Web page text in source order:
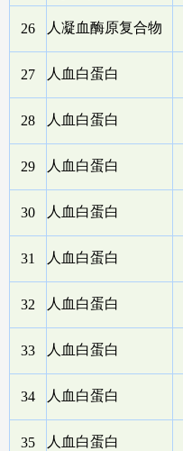
26 人凝血酶原复合物
27 人血白蛋白
28 人血白蛋白
29 人血白蛋白
30 人血白蛋白
31 人血白蛋白
32 人血白蛋白
33 人血白蛋白
34 人血白蛋白
35 人血白蛋白